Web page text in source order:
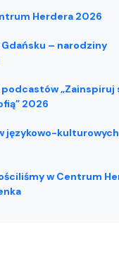
Herdera 2026
Gdańsku – narodziny
podcastów „Zainspiruj
2026
językowo-kulturowych
w Centrum